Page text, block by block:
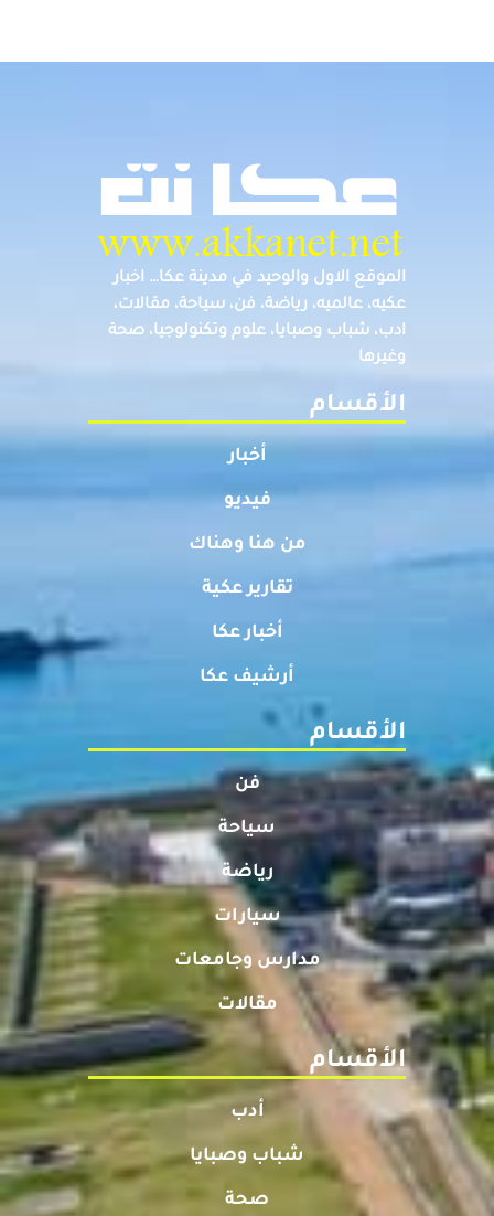
الموقع الاول والوحيد في مدينة عكا… اخبار
عكيه، عالميه، رياضة، فن، سياحة، مقالات،
ادب، شباب وصبايا، علوم وتكنولوجيا، صحة
وغيرها
الأقسام
أخبار
فيديو
من هنا وهناك
تقارير عكية
أخبار عكا
أرشيف عكا
الأقسام
فن
سياحة
رياضة
سيارات
مدارس وجامعات
مقالات
الأقسام
أدب
شباب وصبايا
صحة